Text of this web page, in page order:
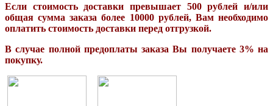
Если стоимость доставки превышает 500 рублей и/или
общая сумма заказа более 10000 рублей, Вам необходимо
оплатить стоимость доставки перед отгрузкой.
В случае полной предоплаты заказа Вы получаете 3% на
покупку.